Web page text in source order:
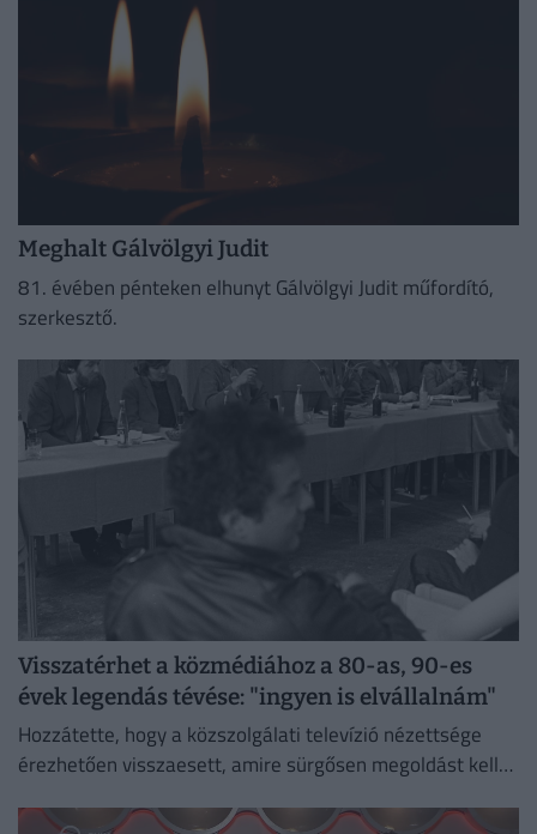
Meghalt Gálvölgyi Judit
81. évében pénteken elhunyt Gálvölgyi Judit műfordító,
szerkesztő.
Visszatérhet a közmédiához a 80-as, 90-es
évek legendás tévése: "ingyen is elvállalnám"
Hozzátette, hogy a közszolgálati televízió nézettsége
érezhetően visszaesett, amire sürgősen megoldást kell